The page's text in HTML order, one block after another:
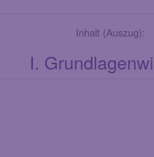
Inhalt (Auszug):
I.